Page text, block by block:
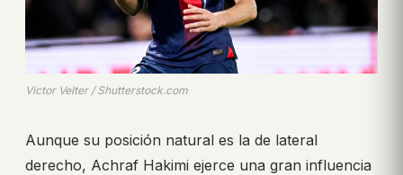
Victor Velter / Shutterstock.com
Aunque su posición natural es la de lateral
derecho, Achraf Hakimi ejerce una gran influencia